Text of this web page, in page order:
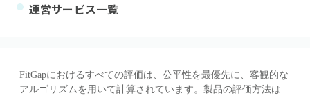
運営サービス一覧
FitGapにおけるすべての評価は、公平性を最優先に、客観的な
アルゴリズムを用いて計算されています。製品の評価方法は